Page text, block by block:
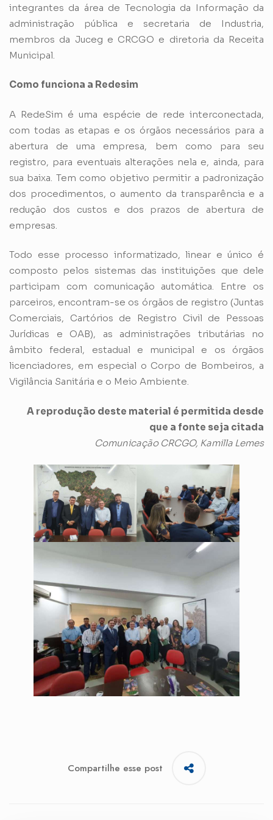
integrantes da área de Tecnologia da Informação da
administração pública e secretaria de Industria,
membros da Juceg e CRCGO e diretoria da Receita
Municipal.
Como funciona a Redesim
A RedeSim é uma espécie de rede interconectada,
com todas as etapas e os órgãos necessários para a
abertura de uma empresa, bem como para seu
registro, para eventuais alterações nela e, ainda, para
sua baixa. Tem como objetivo permitir a padronização
dos procedimentos, o aumento da transparência e a
redução dos custos e dos prazos de abertura de
empresas.
Todo esse processo informatizado, linear e único é
composto pelos sistemas das instituições que dele
participam com comunicação automática. Entre os
parceiros, encontram-se os órgãos de registro (Juntas
Comerciais, Cartórios de Registro Civil de Pessoas
Jurídicas e OAB), as administrações tributárias no
âmbito federal, estadual e municipal e os órgãos
licenciadores, em especial o Corpo de Bombeiros, a
Vigilância Sanitária e o Meio Ambiente.
A reprodução deste material é permitida desde
que a fonte seja citada
Comunicação CRCGO, Kamilla Lemes
Compartilhe esse post